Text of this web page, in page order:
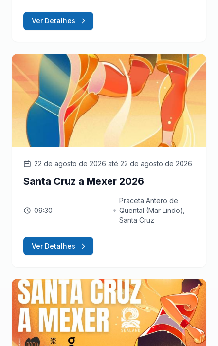
Ver Detalhes
22 de agosto de 2026 até 22 de agosto de 2026
Santa Cruz a Mexer 2026
09:30
Praceta Antero de
Quental (Mar Lindo),
Santa Cruz
Ver Detalhes